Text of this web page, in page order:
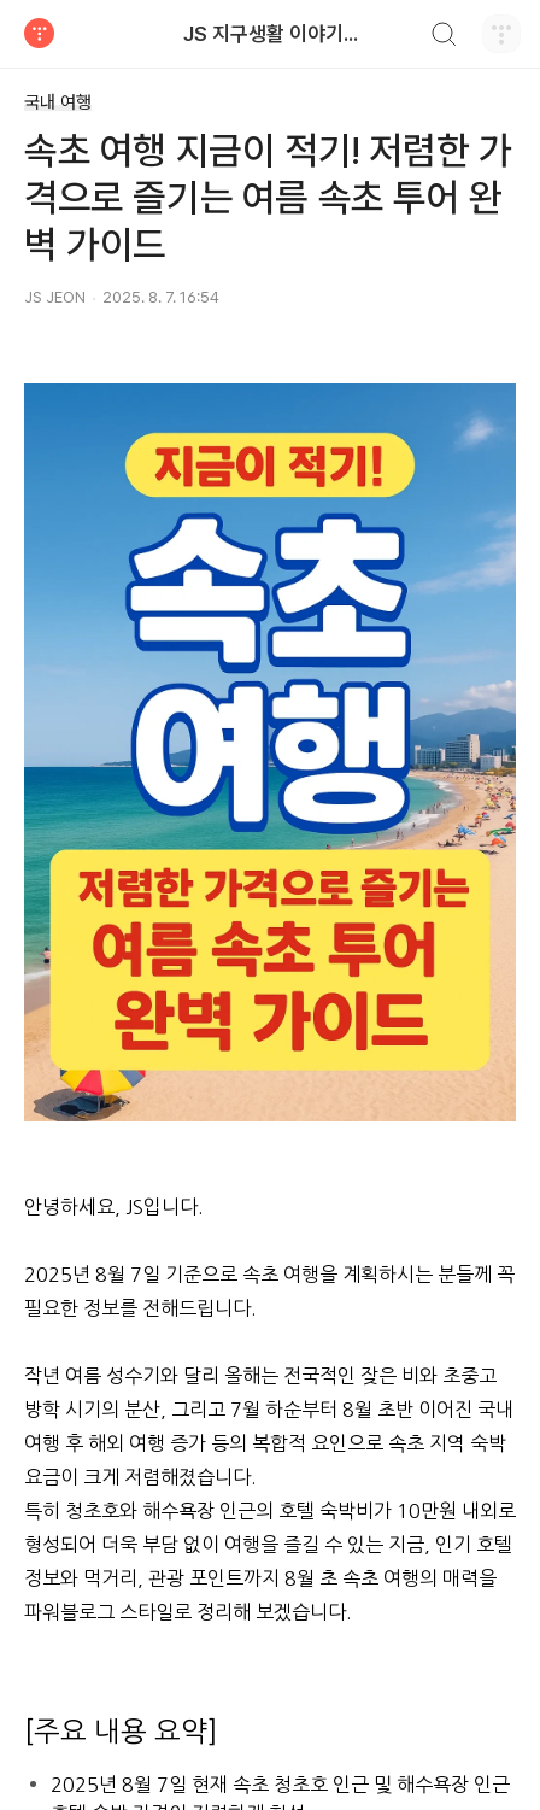
JS 지구생활 이야기...
국내 여행
속초 여행 지금이 적기! 저렴한 가
격으로 즐기는 여름 속초 투어 완
벽 가이드
JS JEON 2025. 8. 7. 16:54
안녕하세요, JS입니다.
2025년 8월 7일 기준으로 속초 여행을 계획하시는 분들께 꼭
필요한 정보를 전해드립니다.
작년 여름 성수기와 달리 올해는 전국적인 잦은 비와 초중고
방학 시기의 분산, 그리고 7월 하순부터 8월 초반 이어진 국내
여행 후 해외 여행 증가 등의 복합적 요인으로 속초 지역 숙박
요금이 크게 저렴해졌습니다.
특히 청초호와 해수욕장 인근의 호텔 숙박비가 10만원 내외로
형성되어 더욱 부담 없이 여행을 즐길 수 있는 지금, 인기 호텔
정보와 먹거리, 관광 포인트까지 8월 초 속초 여행의 매력을
파워블로그 스타일로 정리해 보겠습니다.
[주요 내용 요약]
2025년 8월 7일 현재 속초 청초호 인근 및 해수욕장 인근